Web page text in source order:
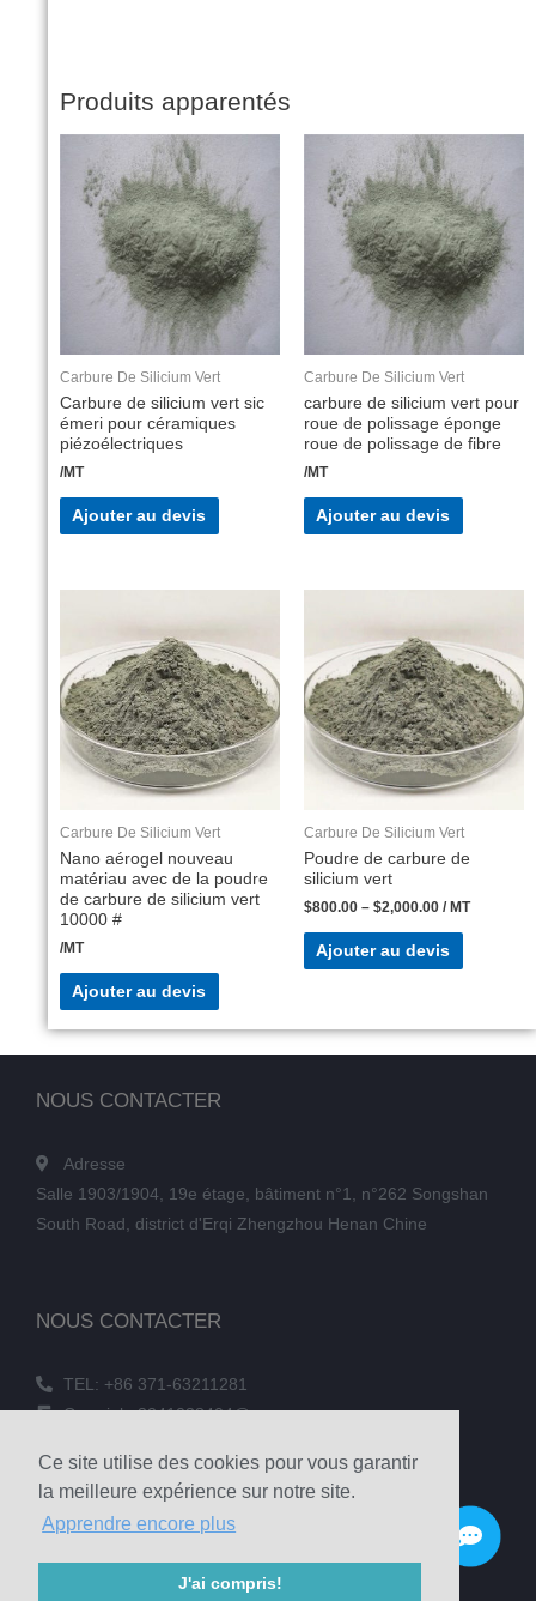
Ce site utilise des cookies pour vous garantir
la meilleure expérience sur notre site.
Apprendre encore plus
J'ai compris!
Produits apparentés
Carbure De Silicium Vert
Carbure de silicium vert sic
émeri pour céramiques
piézoélectriques
/MT
Ajouter au devis
Carbure De Silicium Vert
carbure de silicium vert pour
roue de polissage éponge
roue de polissage de fibre
/MT
Ajouter au devis
Carbure De Silicium Vert
Nano aérogel nouveau
matériau avec de la poudre
de carbure de silicium vert
10000 #
/MT
Ajouter au devis
Carbure De Silicium Vert
Poudre de carbure de
silicium vert
$800.00 – $2,000.00 / MT
Ajouter au devis
Sitemap
NOUS CONTACTER
TEL: +86 371-63211281
Courriel : 3241038404@qq.com
Téléphone : +86 18039336686
NOUS CONTACTER
Adresse
Salle 1903/1904, 19e étage, bâtiment n°1, n°262 Songshan
South Road, district d'Erqi Zhengzhou Henan Chine